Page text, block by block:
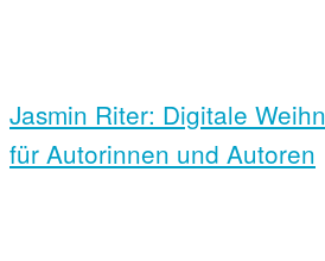
Jasmin Riter: Digitale
für Autorinnen und Autoren